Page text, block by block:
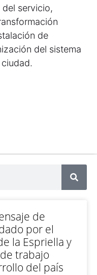
del servicio,
de
del sistema
de
por el
la Espriella y
trabajo
del país